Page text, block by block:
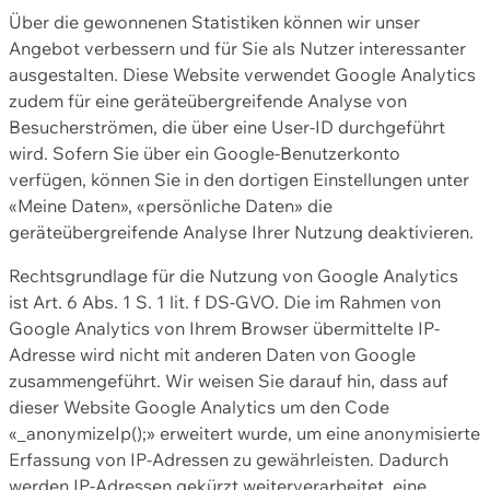
Über die gewonnenen Statistiken können wir unser
Angebot verbessern und für Sie als Nutzer interessanter
ausgestalten. Diese Website verwendet Google Analytics
zudem für eine geräteübergreifende Analyse von
Besucherströmen, die über eine User-ID durchgeführt
wird. Sofern Sie über ein Google-Benutzerkonto
verfügen, können Sie in den dortigen Einstellungen unter
«Meine Daten», «persönliche Daten» die
geräteübergreifende Analyse Ihrer Nutzung deaktivieren.
Rechtsgrundlage für die Nutzung von Google Analytics
ist Art. 6 Abs. 1 S. 1 lit. f DS-GVO. Die im Rahmen von
Google Analytics von Ihrem Browser übermittelte IP-
Adresse wird nicht mit anderen Daten von Google
zusammengeführt. Wir weisen Sie darauf hin, dass auf
dieser Website Google Analytics um den Code
«_anonymizeIp();» erweitert wurde, um eine anonymisierte
Erfassung von IP-Adressen zu gewährleisten. Dadurch